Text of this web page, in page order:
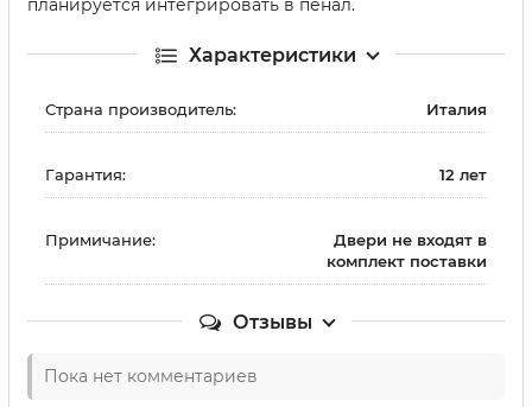
планируется интегрировать в пенал.
Характеристики
Страна производитель: Италия
Гарантия: 12 лет
Примичание:
Двери не входят в
комплект поставки
Отзывы
Пока нет комментариев